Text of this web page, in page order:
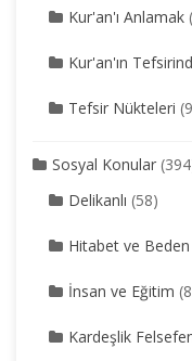
Kur'an'ı Anlamak
Kur'an'ın
Tefsir Nükteleri
Sosyal Konular
Delikanlı (58)
Hitabet ve
İnsan ve Eğitim
Kardeşlik